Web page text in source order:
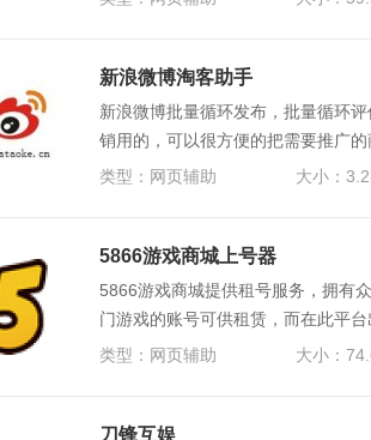
新浪微博淘客助手
新浪微博批量循环发布，批量循环
销用的，可以很方便的把需要推广
价，和跟发等。。
类型： 网页辅助 大小：
5866游戏商城上号器
5866游戏商城提供租号服务，拥有
门游戏的账号可供租赁，而在此平
戏。
类型： 网页辅助 大小：
刀锋互娱